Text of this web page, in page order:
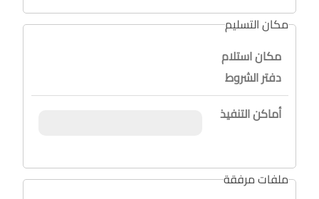
مكان التسليم
مكان استلام
دفتر الشروط
أماكن التنفيذ
ملفات مرفقة